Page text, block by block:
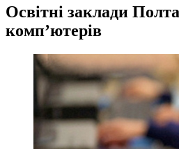
Освітні заклади
комп’ютерів